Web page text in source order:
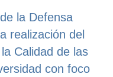
la Defensa
realización del
Calidad de las
con foco